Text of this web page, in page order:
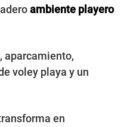
ambiente playero
aparcamiento,
voley playa y un
en